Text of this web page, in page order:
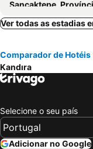
Sancaktepe, Província de
Düzce, Düzce
Ağva, Província de
Yalova, Yalova
Sultanbeyli, Província de
Adalar, Província de
Göreme, Nevşehir
Belek, Província de
Ver todas as estadias
Comparador de Hotéis
Kandıra
Selecione o seu país
Adicionar no Google